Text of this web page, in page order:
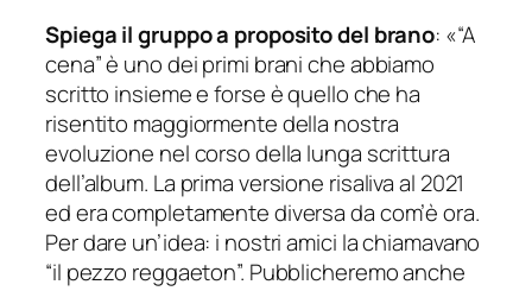
Spiega il gruppo a proposito del brano: «“A
cena” è uno dei primi brani che abbiamo
scritto insieme e forse è quello che ha
risentito maggiormente della nostra
evoluzione nel corso della lunga scrittura
dell’album. La prima versione risaliva al 2021
ed era completamente diversa da com’è ora.
Per dare un’idea: i nostri amici la chiamavano
“il pezzo reggaeton”. Pubblicheremo anche